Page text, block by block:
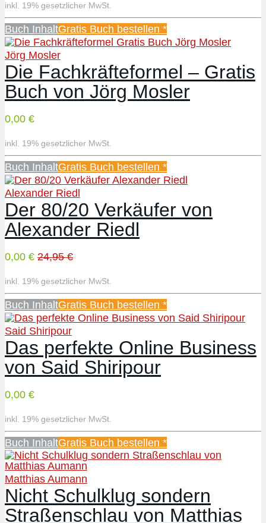
inkl. 19% gesetzlicher MwSt.
Buch InhaltGratis Buch bestellen *
Jörg Mosler
Die Fachkräfteformel – Gratis
Buch von Jörg Mosler
0,00 €
inkl. 19% gesetzlicher MwSt.
Buch InhaltGratis Buch bestellen *
Alexander Riedl
Der 80/20 Verkäufer von
Alexander Riedl
0,00 € 24,95 €
inkl. 19% gesetzlicher MwSt.
Buch InhaltGratis Buch bestellen *
Said Shiripour
Das perfekte Online Business
von Said Shiripour
0,00 €
inkl. 19% gesetzlicher MwSt.
Buch InhaltGratis Buch bestellen *
Matthias Aumann
Nicht Schulklug sondern
Straßenschlau von Matthias